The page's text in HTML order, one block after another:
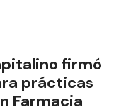
firmó
prácticas
Farmacia